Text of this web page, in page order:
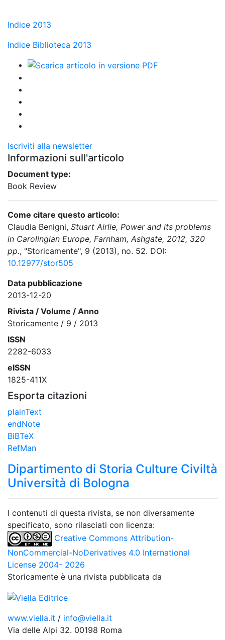
Indice 2013
Indice Biblioteca 2013
Iscriviti alla newsletter
Informazioni sull'articolo
Document type:
Book Review
Come citare questo articolo:
Claudia Benigni, Stuart Airlie, Power and its problems
in Carolingian Europe, Farnham, Ashgate, 2012, 320
pp., "Storicamente", 9 (2013), no. 52. DOI:
10.12977/stor505
Data pubblicazione
2013-12-20
Rivista / Volume / Anno
Storicamente / 9 / 2013
ISSN
2282-6033
eISSN
1825-411X
Esporta citazioni
plainText
endNote
BiBTeX
RefMan
Dipartimento di Storia Culture Civiltà
Università di Bologna
I contenuti di questa rivista, se non diversamente
specificato, sono rilasciati con licenza:
Creative Commons Attribution-
NonCommercial-NoDerivatives 4.0 International
License 2004- 2026
Storicamente è una rivista pubblicata da
www.viella.it / info@viella.it
Via delle Alpi 32. 00198 Roma